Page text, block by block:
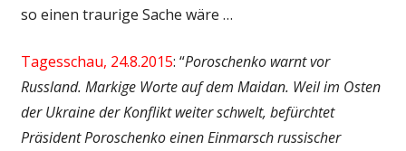
so einen traurige Sache wäre …
Tagesschau, 24.8.2015: “Poroschenko warnt vor
Russland. Markige Worte auf dem Maidan. Weil im Osten
der Ukraine der Konflikt weiter schwelt, befürchtet
Präsident Poroschenko einen Einmarsch russischer